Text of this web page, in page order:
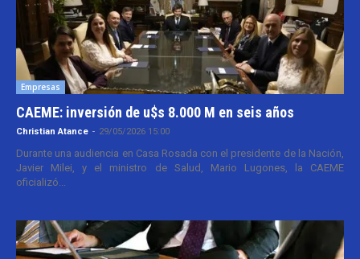
Empresas
CAEME: inversión de u$s 8.000 M en seis años
Christian Atance - 29/05/2026 15:00
Durante una audiencia en Casa Rosada con el presidente de la Nación,
Javier Milei, y el ministro de Salud, Mario Lugones, la CAEME
oficializó...